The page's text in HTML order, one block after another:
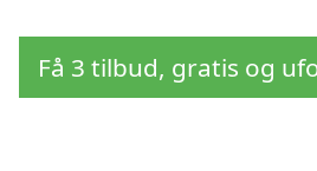
Få 3 tilbud, gratis og